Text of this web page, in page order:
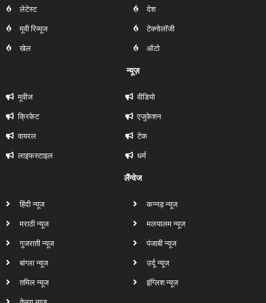
लेटेस्ट
मूवी रिव्यूज
खेल
देश
टेक्नोलॉजी
ऑटो
न्यूज़
मूवीज
क्रिकेट
वायरल
लाइफस्टाइल
वीडियो
एजुकेशन
टेक
धर्म
लैंग्वेज
हिंदी न्यूज
मराठी न्यूज
गुजराती न्यूज
बांग्ला न्यूज
तमिल न्यूज
कन्नड़ न्यूज
मलयालम न्यूज
पंजाबी न्यूज
उर्दू न्यूज
इंग्लिश न्यूज